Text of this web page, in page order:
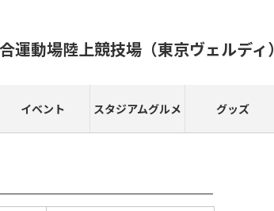
運動場陸上競技場 （東京ヴェルディ）
イベント スタジアムグルメ グッズ